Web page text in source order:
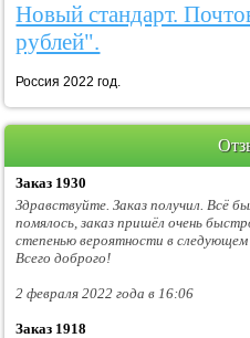
Новый стандарт.
рублей".
Россия 2022 год.
Заказ 1930
Здравствуйте. Заказ получил. Всё
помялось, заказ пришёл очень
степенью вероятности в следующем
Всего доброго!
2 февраля 2022 года в 16:06
Заказ 1918